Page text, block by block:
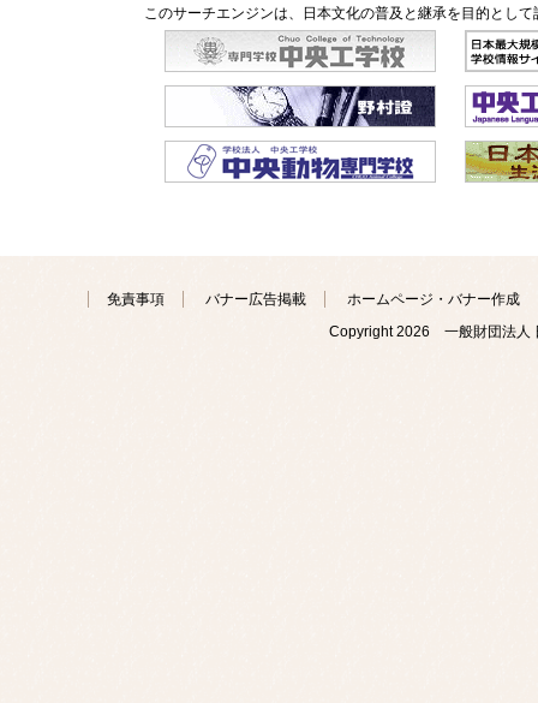
このサーチエンジンは、日本文化の普及と継承を目的とし
免責事項 バナー広告掲載
ホームページ・バナー作成
Copyright2026 一般財団法人